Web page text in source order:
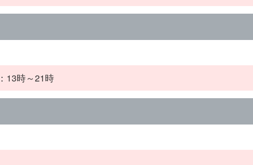
13時～21時